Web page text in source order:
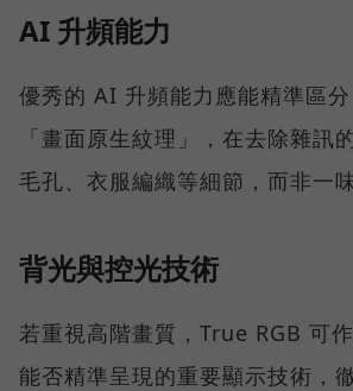
AI 升頻能力
優秀的 AI 升頻能力應能精準區
「畫面原生紋理」，在去除雜訊
毛孔、衣服編織等細節，而非一味
背光與控光技術
若重視高階畫質，True RGB 可
能否精準呈現的重要顯示技術，